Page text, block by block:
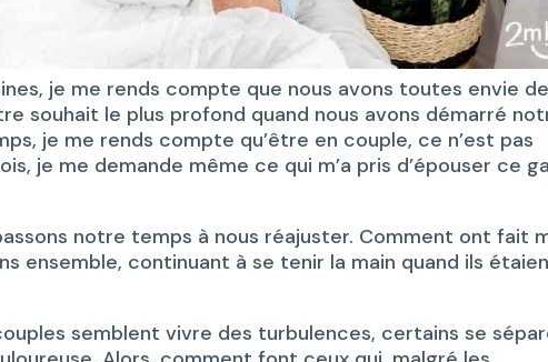
je me rends compte que nous avons toutes envie de
souhait le plus profond quand nous avons démarré
je me rends compte qu’être en couple, ce n’est pas
je me demande même ce qui m’a pris d’épouser ce
notre temps à nous réajuster. Comment ont fait
ensemble, continuant à se tenir la main quand ils
semblent vivre des turbulences, certains se